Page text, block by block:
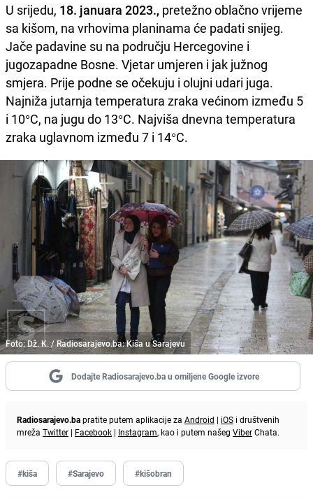
U srijedu, 18. januara 2023., pretežno oblačno vrijeme
sa kišom, na vrhovima planinama će padati snijeg.
Jače padavine su na području Hercegovine i
jugozapadne Bosne. Vjetar umjeren i jak južnog
smjera. Prije podne se očekuju i olujni udari juga.
Najniža jutarnja temperatura zraka većinom između 5
i 10°C, na jugu do 13°C. Najviša dnevna temperatura
zraka uglavnom između 7 i 14°C.
Foto: Dž. K. / Radiosarajevo.ba: Kiša u Sarajevu
Dodajte Radiosarajevo.ba u omiljene Google izvore
Radiosarajevo.bapratite putem aplikacije za Android | iOS i društvenih
mreža Twitter | Facebook | Instagram, kao i putem našeg ViberChata.
#kiša #Sarajevo #kišobran